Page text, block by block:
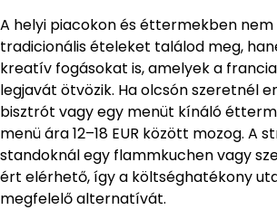
A helyi piacokon és éttermekben nem
tradicionális ételeket találod meg,
kreatív fogásokat is, amelyek a
legjavát ötvözik. Ha olcsón szeretnél
bisztrót vagy egy menüt kínáló
menü ára 12–18 EUR között mozog. A
standoknál egy flammkuchen vagy
ért elérhető, így a költséghatékony
megfelelő alternatívát.